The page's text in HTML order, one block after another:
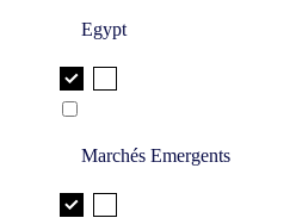
Egypt
Marchés Emergents